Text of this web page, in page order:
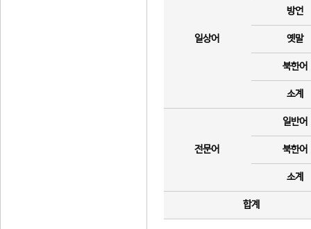
일상어
방언
옛말
북한어
소계
전문어
일반어
북한어
소계
합계